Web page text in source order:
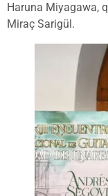
Haruna Miyagawa,
Miraç Sarigül.